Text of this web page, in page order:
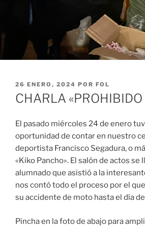
PUBLICADO
EL
26 ENERO, 2024 POR FOL
CHARLA «PROHIBIDO
El pasado miércoles 24 de enero
oportunidad de contar en nuestro
deportista Francisco Segadura, o
«Kiko Pancho». El salón de actos se
alumnado que asistió a la
nos contó todo el proceso por el
su accidente de moto hasta el día
Pincha en la foto de abajo para